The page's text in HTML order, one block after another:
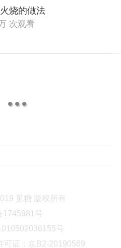
烧的做法
次观看
觅糖 版权所有
1745981号
号
可证：京B2-20190569